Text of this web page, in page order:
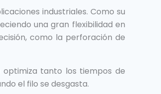
industriales. Como su
una gran flexibilidad en
como la perforación de
tanto los tiempos de
el filo se desgasta.